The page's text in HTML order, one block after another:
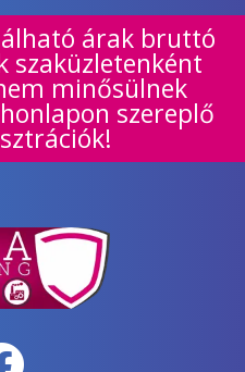
árak bruttó
szaküzletenként
minősülnek
szereplő